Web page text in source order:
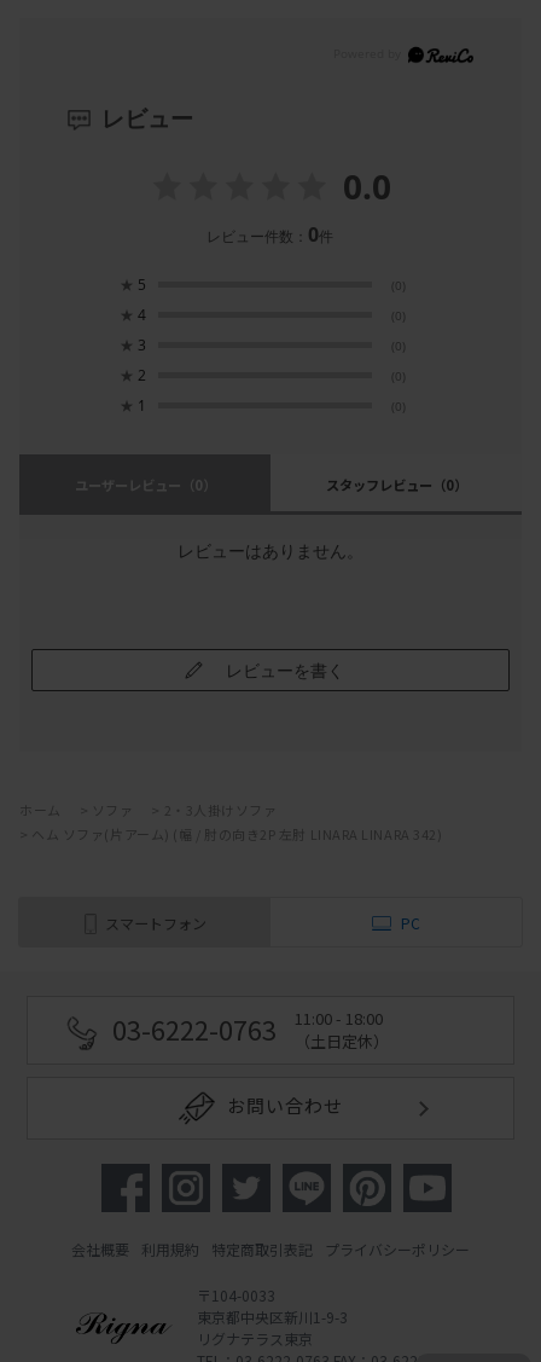
レビュー
0.0
レビュー件数： 0件
★ 5 (0)
★ 4 (0)
★ 3 (0)
★ 2 (0)
★ 1 (0)
ユーザーレビュー （0） スタッフレビュー （0）
レビューはありません。
レビューを書く
ホーム ソファ
2・3人掛けソファ
ヘム ソファ(片アーム) (幅 / 肘の向き2P 左肘 LINARA LINARA 342)
スマートフォン PC
03-6222-0763
11:00 - 18:00
（土日定休）
お問い合わせ
会社概要 利用規約 特定商取引表記 プライバシーポリシー
〒104-0033
東京都中央区新川1-9-3
リグナテラス東京